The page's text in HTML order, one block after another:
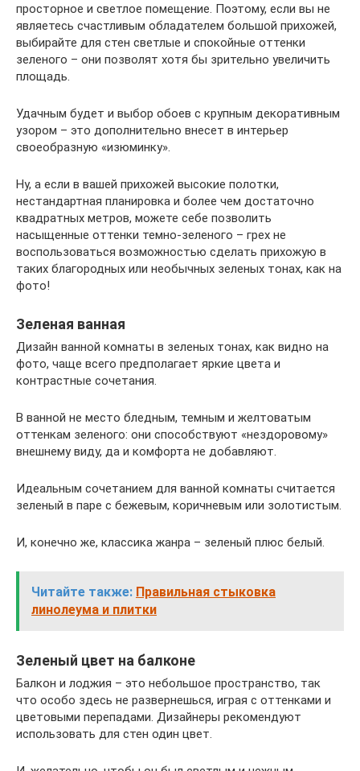
просторное и светлое помещение. Поэтому, если вы не
являетесь счастливым обладателем большой прихожей,
выбирайте для стен светлые и спокойные оттенки
зеленого – они позволят хотя бы зрительно увеличить
площадь.
Удачным будет и выбор обоев с крупным декоративным
узором – это дополнительно внесет в интерьер
своеобразную «изюминку».
Ну, а если в вашей прихожей высокие полотки,
нестандартная планировка и более чем достаточно
квадратных метров, можете себе позволить
насыщенные оттенки темно-зеленого – грех не
воспользоваться возможностью сделать прихожую в
таких благородных или необычных зеленых тонах, как на
фото!
Зеленая ванная
Дизайн ванной комнаты в зеленых тонах, как видно на
фото, чаще всего предполагает яркие цвета и
контрастные сочетания.
В ванной не место бледным, темным и желтоватым
оттенкам зеленого: они способствуют «нездоровому»
внешнему виду, да и комфорта не добавляют.
Идеальным сочетанием для ванной комнаты считается
зеленый в паре с бежевым, коричневым или золотистым.
И, конечно же, классика жанра – зеленый плюс белый.
Читайте также: Правильная стыковка
линолеума и плитки
Зеленый цвет на балконе
Балкон и лоджия – это небольшое пространство, так
что особо здесь не развернешься, играя с оттенками и
цветовыми перепадами. Дизайнеры рекомендуют
использовать для стен один цвет.